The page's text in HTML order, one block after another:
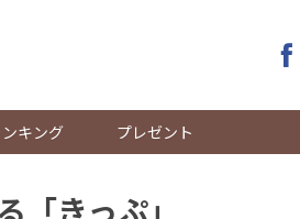
キング プレゼント
きっぷ」